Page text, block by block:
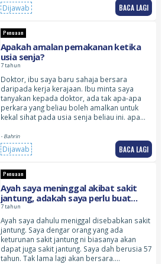
Dijawab BACA LAGI
Penuaan
Apakah amalan pemakanan ketika
usia senja?
7 tahun
Doktor, ibu saya baru sahaja bersara
daripada kerja kerajaan. Ibu minta saya
tanyakan kepada doktor, ada tak apa-apa
perkara yang beliau boleh amalkan untuk
kekal sihat pada usia senja beliau ini. apa…
- Bahrin
Dijawab BACA LAGI
Penuaan
Ayah saya meninggal akibat sakit
jantung, adakah saya perlu buat
pemeriksaan jantung?
7 tahun
Ayah saya dahulu meniggal disebabkan sakit
jantung. Saya dengar orang yang ada
keturunan sakit jantung ni biasanya akan
dapat juga sakit jantung. Saya dah berusia 57
tahun. Tak lama lagi akan bersara.…